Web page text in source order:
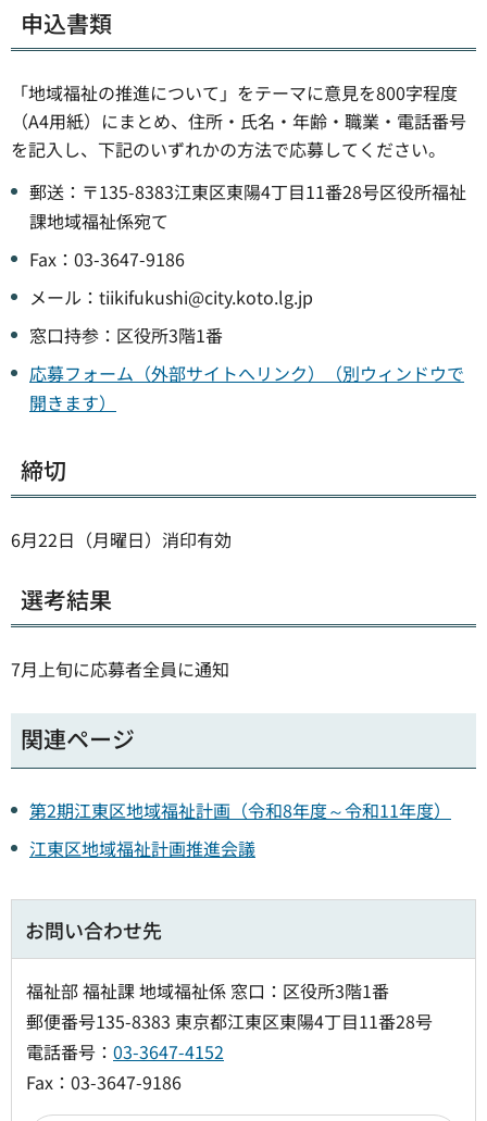
申込書類
「地域福祉の推進について」をテーマに意見を800字程度
（A4用紙）にまとめ、住所・氏名・年齢・職業・電話番号
を記入し、下記のいずれかの方法で応募してください。
郵送：〒135-8383江東区東陽4丁目11番28号区役所福祉
課地域福祉係宛て
Fax：03-3647-9186
メール：tiikifukushi@city.koto.lg.jp
窓口持参：区役所3階1番
応募フォーム（外部サイトへリンク）（別ウィンドウで
開きます）
締切
6月22日（月曜日）消印有効
選考結果
7月上旬に応募者全員に通知
関連ページ
第2期江東区地域福祉計画（令和8年度～令和11年度）
江東区地域福祉計画推進会議
お問い合わせ先
福祉部 福祉課 地域福祉係 窓口：区役所3階1番
郵便番号135-8383 東京都江東区東陽4丁目11番28号
電話番号： 03-3647-4152
Fax：03-3647-9186